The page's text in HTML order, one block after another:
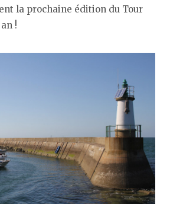
la prochaine édition du Tour
!